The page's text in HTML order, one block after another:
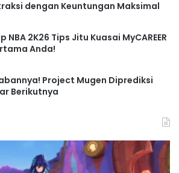
dengan Keuntungan Maksimal
NBA 2K26 Tips Jitu Kuasai MyCAREER
Anda!
Project Mugen Diprediksi
Berikutnya